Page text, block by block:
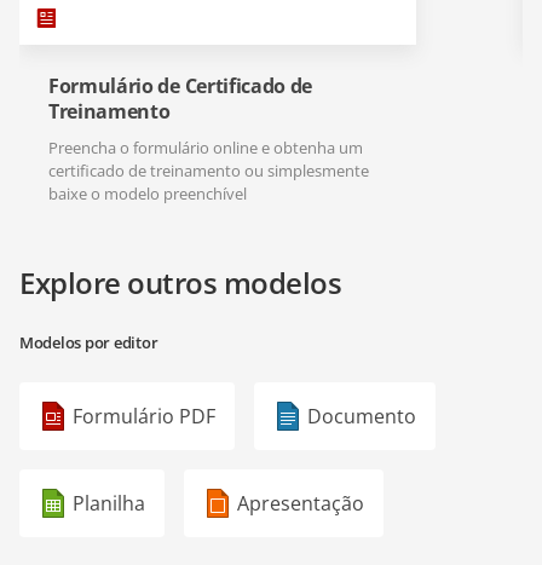
Formulário de Certificado de
Treinamento
Preencha o formulário online e obtenha um
certificado de treinamento ou simplesmente
baixe o modelo preenchível
Explore outros modelos
Modelos por editor
Formulário PDF Documento
Planilha Apresentação